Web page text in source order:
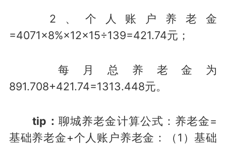
2、个人账户养老金
=4071×8%×12×15÷139=421.74元；
每月总养老金为
891.708+421.74=1313.448元。
tip：聊城养老金计算公式：养老金=
基础养老金+个人账户养老金：（1）基础